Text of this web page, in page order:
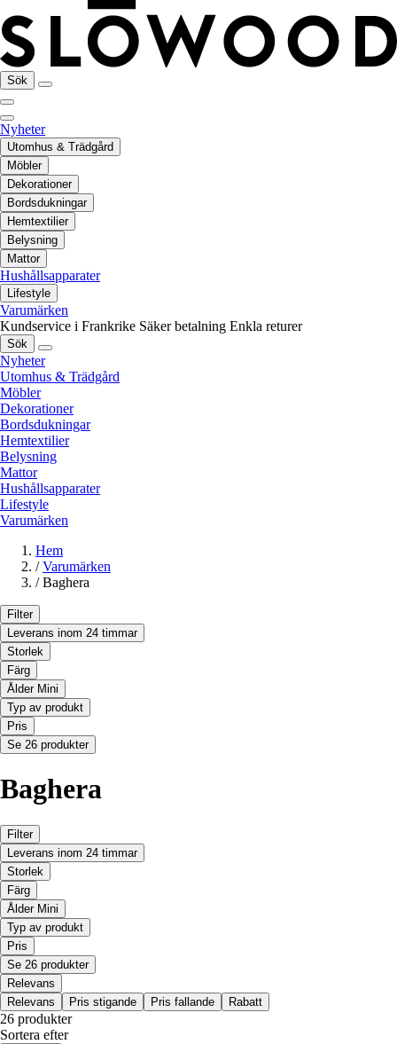
Sök
Nyheter
Utomhus & Trädgård
Möbler
Dekorationer
Bordsdukningar
Hemtextilier
Belysning
Mattor
Hushållsapparater
Lifestyle
Varumärken
Kundservice i Frankrike Säker betalning Enkla returer
Sök
Nyheter
Utomhus & Trädgård
Möbler
Dekorationer
Bordsdukningar
Hemtextilier
Belysning
Mattor
Hushållsapparater
Lifestyle
Varumärken
Hem
/ Varumärken
/ Baghera
Filter
Leverans inom 24 timmar
Storlek
Färg
Ålder Mini
Typ av produkt
Pris
Se 26 produkter
Baghera
Filter
Leverans inom 24 timmar
Storlek
Färg
Ålder Mini
Typ av produkt
Pris
Se 26 produkter
Relevans
Relevans
Pris stigande Pris fallande Rabatt
26 produkter
Sortera efter